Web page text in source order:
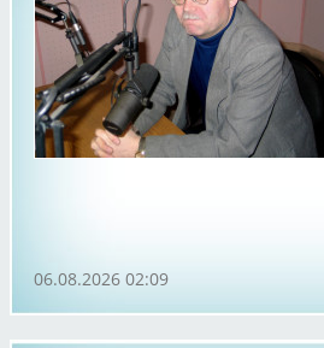
06.08.2026 02:09